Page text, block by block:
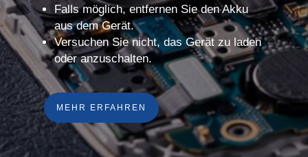
Falls möglich, entfernen Sie den Akku
aus dem Gerät.
Versuchen Sie nicht, das Gerät zu laden
oder anzuschalten.
MEHR ERFAHREN